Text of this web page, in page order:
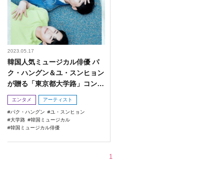
2023.05.17
韓国人気ミュージカル俳優 パ
ク・ハングン＆ユ・スンヒョン
が贈る「東京都大学路」コンサ
ートの開催が決定！
エンタメ アーティスト
パク・ハングン
ユ・スンヒョン
大学路
韓国ミュージカル
韓国ミュージカル俳優
1